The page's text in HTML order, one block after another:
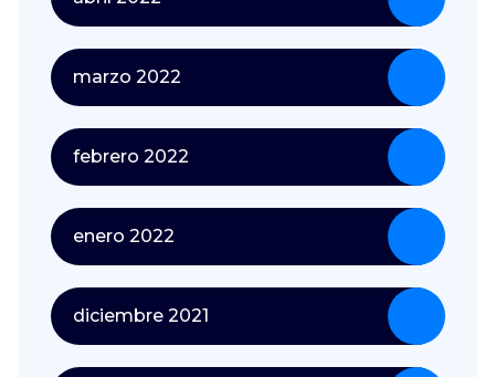
marzo 2022
febrero 2022
enero 2022
diciembre 2021